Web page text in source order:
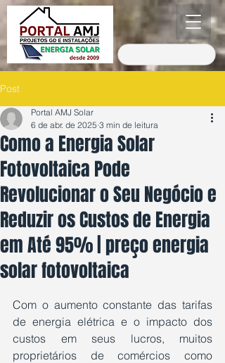
Post
Como a Energia Solar
Fotovoltaica Pode
Revolucionar o Seu Negócio e
Reduzir os Custos de Energia
em Até 95% | preço energia
solar fotovoltaica
Portal AMJ Solar
6 de abr. de 2025 3 min de leitura
Com o aumento constante das tarifas
de energia elétrica e o impacto dos
custos em seus lucros, muitos
proprietários de comércios como